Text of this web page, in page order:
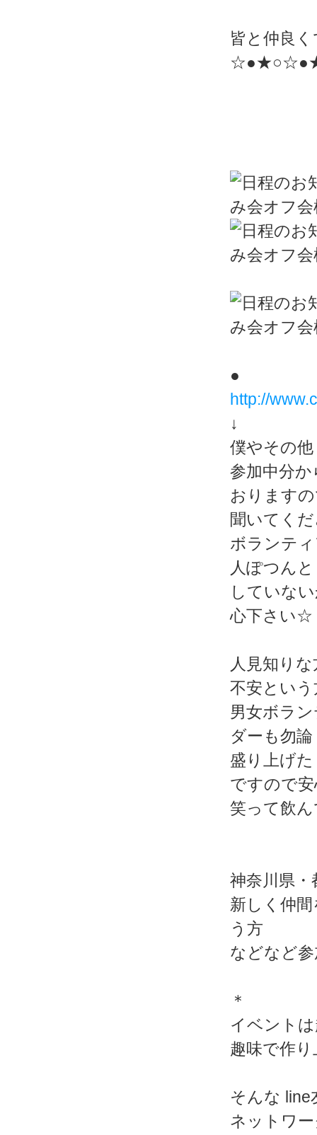
皆と仲良
●
http://
↓
僕やその
参加中分
おります
聞いてく
ボランテ
人ぽつんと
していな
心下さい☆
人見知り
不安とい
男女ボラ
ダーも勿論
盛り上げ
ですので
笑って飲
神奈川県
新しく仲
う方
などなど
＊
イベント
趣味で作
そんな line
ネットワ